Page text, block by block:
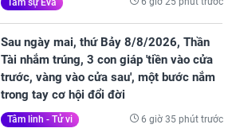
Sau ngày mai, thứ Bảy 8/8/2026, Thần
Tài nhắm trúng, 3 con giáp 'tiền vào cửa
trước, vàng vào cửa sau', một bước nắm
trong tay cơ hội đổi đời
Tâm linh - Tử vi 6 giờ 35 phút trước